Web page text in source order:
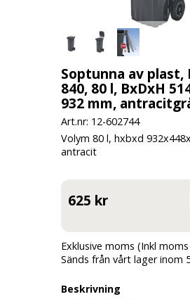
Soptunna av plast,
840, 80 l, BxDxH
932 mm,
Art.nr: 12-602744
Volym 80 l, hxbxd
antracit
625 kr
Exklusive moms (Inkl
Sänds från vårt lager inom
Beskrivning